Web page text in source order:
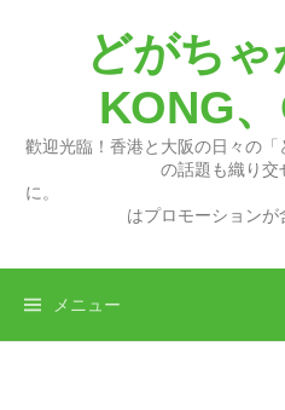
どがち
KONG
歡迎光臨！香港と大阪の日々の
の話題も織り交
に。 ＜
はプロモーションが
メニュー